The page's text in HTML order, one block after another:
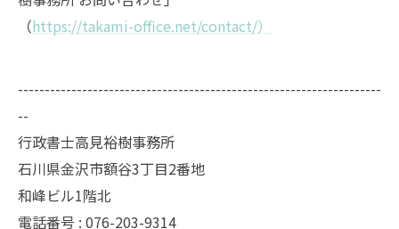
（https://takami-office.net/contact/）
--------------------------------------------------------------------
--
行政書士高見裕樹事務所
石川県金沢市額谷3丁目2番地
和峰ビル1階北
電話番号 : 076-203-9314